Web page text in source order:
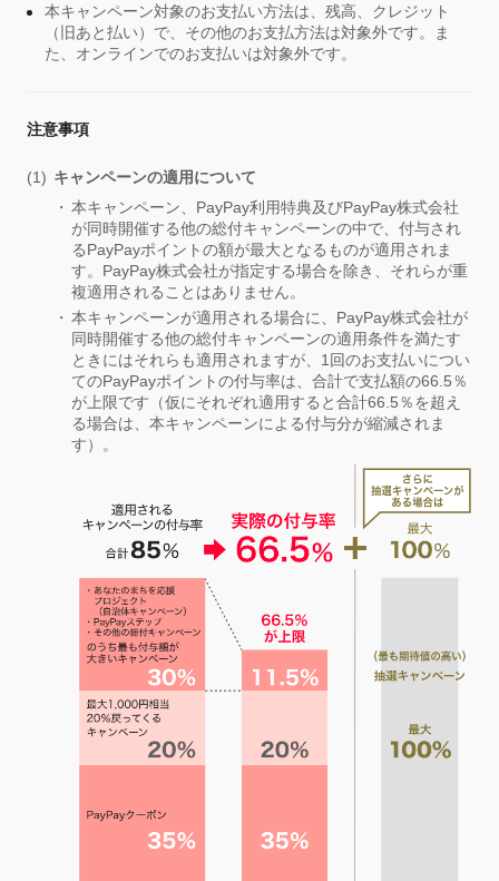
本キャンペーン対象のお支払い方法は、残高、クレジット
（旧あと払い）で、その他のお支払方法は対象外です。ま
た、オンラインでのお支払いは対象外です。
注意事項
キャンペーンの適用について
本キャンペーン、PayPay利用特典及びPayPay株式会社
が同時開催する他の総付キャンペーンの中で、付与され
るPayPayポイントの額が最大となるものが適用されま
す。PayPay株式会社が指定する場合を除き、それらが重
複適用されることはありません。
本キャンペーンが適用される場合に、PayPay株式会社が
同時開催する他の総付キャンペーンの適用条件を満たす
ときにはそれらも適用されますが、1回のお支払いについ
てのPayPayポイントの付与率は、合計で支払額の66.5％
が上限です（仮にそれぞれ適用すると合計66.5％を超え
る場合は、本キャンペーンによる付与分が縮減されま
す）。